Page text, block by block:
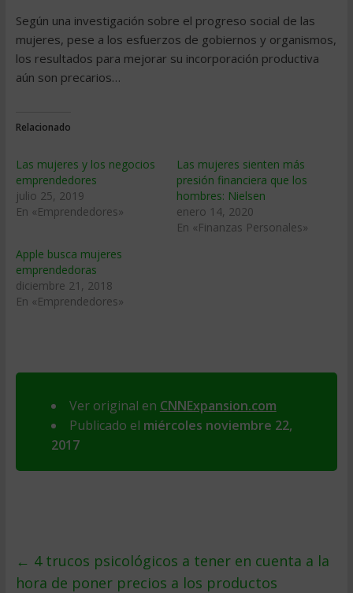
Según una investigación sobre el progreso social de las
mujeres, pese a los esfuerzos de gobiernos y organismos,
los resultados para mejorar su incorporación productiva
aún son precarios…
Relacionado
Las mujeres y los negocios
emprendedores
julio 25, 2019
En «Emprendedores»
Las mujeres sienten más
presión financiera que los
hombres: Nielsen
enero 14, 2020
En «Finanzas Personales»
Apple busca mujeres
emprendedoras
diciembre 21, 2018
En «Emprendedores»
Ver original en CNNExpansion.com
Publicado el miércoles noviembre 22,
2017
← 4 trucos psicológicos a tener en cuenta a la
hora de poner precios a los productos